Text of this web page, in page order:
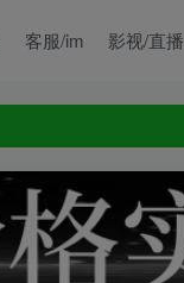
客服/im 影视/直播